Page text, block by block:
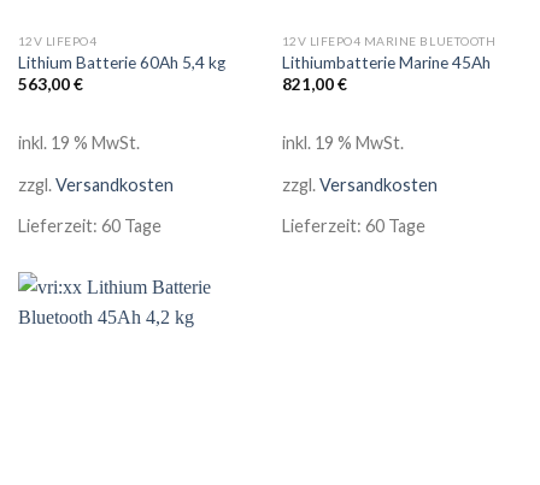
12V LIFEPO4
Lithium Batterie 60Ah 5,4 kg
563,00€
inkl. 19 % MwSt.
zzgl.Versandkosten
Lieferzeit: 60 Tage
12V LIFEPO4 MARINE BLUETOOTH
Lithiumbatterie Marine 45Ah
821,00€
inkl. 19 % MwSt.
zzgl.Versandkosten
Lieferzeit: 60 Tage